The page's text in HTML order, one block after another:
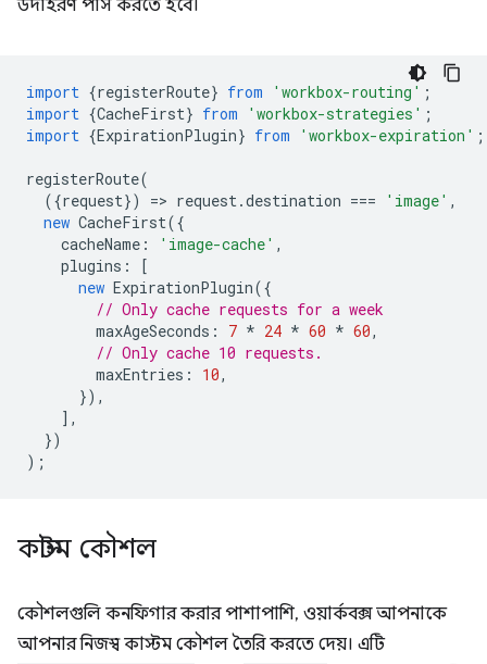
উদাহরণ পাস করতে হবে।
import {registerRoute} from 'workbox-routing' ;
import {CacheFirst} from 'workbox-strategies' ;
import {ExpirationPlugin} from 'workbox-expiration' ;
registerRoute(
({request}) => request .destination === 'image' ,
new CacheFirst({
cacheName : 'image-cache' ,
plugins :
[
new ExpirationPlugin({
// Only cache requests for a week
maxAgeSeconds : 7 * 24 * 60 * 60,
// Only cache 10 requests.
maxEntries : 10,
}),
],
})
);
কাস্টম কৌশল
কৌশলগুলি কনফিগার করার পাশাপাশি, ওয়ার্কবক্স আপনাকে
আপনার নিজস্ব কাস্টম কৌশল তৈরি করতে দেয়। এটি